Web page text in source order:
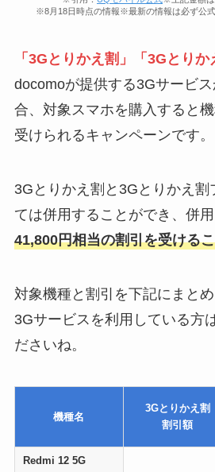
※8月18日時点の情報※最新の情報は必ず公式
「3Gとりかえ割」「3Gとりか
docomoが提供する3Gサービ
合、対象スマホを購入すると
受けられるキャンペーンです。
3Gとりかえ割と3Gとりかえ割
ては併用することができ、併
41,800円相当の割引を受ける
対象機種と割引を下記にまと
3Gサービスを利用している方
ださいね。
機種名
3Gとりかえ割
割引額
Redmi 12 5G